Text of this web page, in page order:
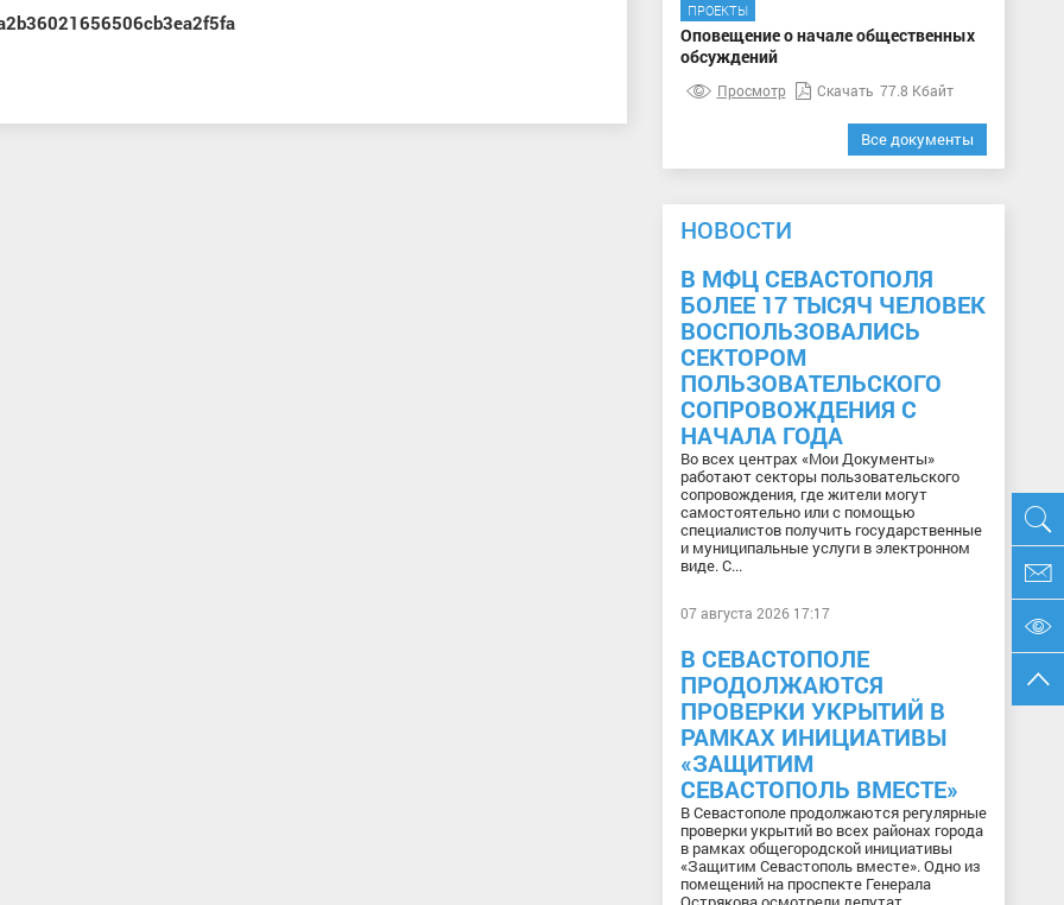
ПРОЕКТЫ
Оповещение о начале общественных
обсуждений
Просмотр Скачать 77.8 Кбайт
Все документы
НОВОСТИ
В МФЦ СЕВАСТОПОЛЯ
БОЛЕЕ 17 ТЫСЯЧ ЧЕЛОВЕК
ВОСПОЛЬЗОВАЛИСЬ
СЕКТОРОМ
ПОЛЬЗОВАТЕЛЬСКОГО
СОПРОВОЖДЕНИЯ С
НАЧАЛА ГОДА
Во всех центрах «Мои Документы»
работают секторы пользовательского
сопровождения, где жители могут
самостоятельно или с помощью
специалистов получить государственные
и муниципальные услуги в электронном
виде. С...
07 августа 2026 17:17
В СЕВАСТОПОЛЕ
ПРОДОЛЖАЮТСЯ
ПРОВЕРКИ УКРЫТИЙ В
РАМКАХ ИНИЦИАТИВЫ
«ЗАЩИТИМ
СЕВАСТОПОЛЬ ВМЕСТЕ»
В Севастополе продолжаются регулярные
проверки укрытий во всех районах города
в рамках общегородской инициативы
«Защитим Севастополь вместе». Одно из
помещений на проспекте Генерала